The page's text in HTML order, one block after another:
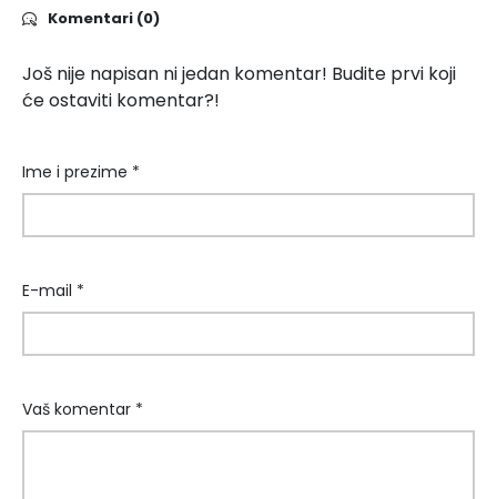
Komentari (0)
Još nije napisan ni jedan komentar! Budite prvi koji
će ostaviti komentar?!
Ime i prezime *
E-mail *
Vaš komentar *